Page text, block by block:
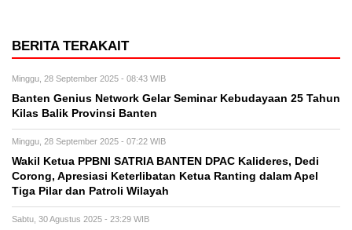
BERITA TERAKAIT
Minggu, 28 September 2025 - 08:43 WIB
Banten Genius Network Gelar Seminar Kebudayaan 25 Tahun
Kilas Balik Provinsi Banten
Minggu, 28 September 2025 - 07:22 WIB
Wakil Ketua PPBNI SATRIA BANTEN DPAC Kalideres, Dedi
Corong, Apresiasi Keterlibatan Ketua Ranting dalam Apel
Tiga Pilar dan Patroli Wilayah
Sabtu, 30 Agustus 2025 - 23:29 WIB